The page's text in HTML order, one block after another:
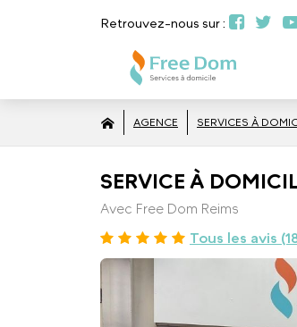
Retrouvez-nous sur :
AGENCE SERVICES À
SERVICE À
Avec Free Dom Reims
Tous les avis